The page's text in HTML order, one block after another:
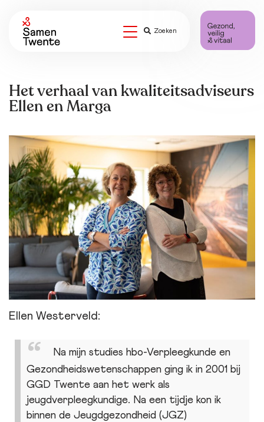
Zoeken
Het verhaal van kwaliteitsadviseurs
Ellen en Marga
Ellen Westerveld:
Na mijn studies hbo-Verpleegkunde en
Gezondheidswetenschappen ging ik in 2001 bij
GGD Twente aan het werk als
jeugdverpleegkundige. Na een tijdje kon ik
binnen de Jeugdgezondheid (JGZ)